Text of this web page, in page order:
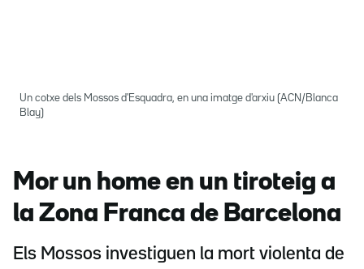
Un cotxe dels Mossos d'Esquadra, en una imatge d'arxiu (ACN/Blanca
Blay)
Mor un home en un tiroteig a
la Zona Franca de Barcelona
Els Mossos investiguen la mort violenta de